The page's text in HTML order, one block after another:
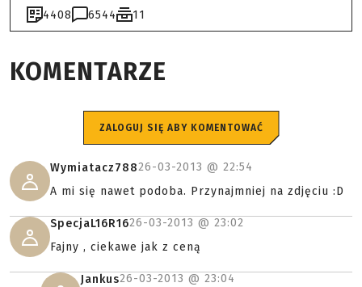
4408 6544 11
KOMENTARZE
ZALOGUJ SIĘ ABY KOMENTOWAĆ
Wymiatacz78826-03-2013 @ 22:54
A mi się nawet podoba. Przynajmniej na zdjęciu :D
SpecjaL16R1626-03-2013 @ 23:02
Fajny , ciekawe jak z ceną
Jankus26-03-2013 @ 23:04